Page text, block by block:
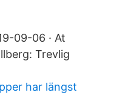
09-06 · At
Trevlig
har längst